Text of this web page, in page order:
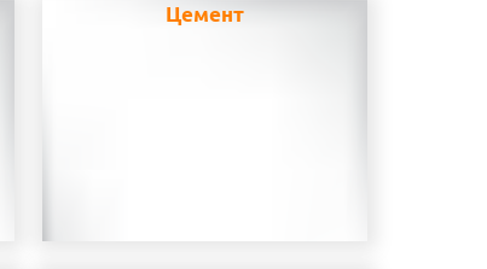
Цемент